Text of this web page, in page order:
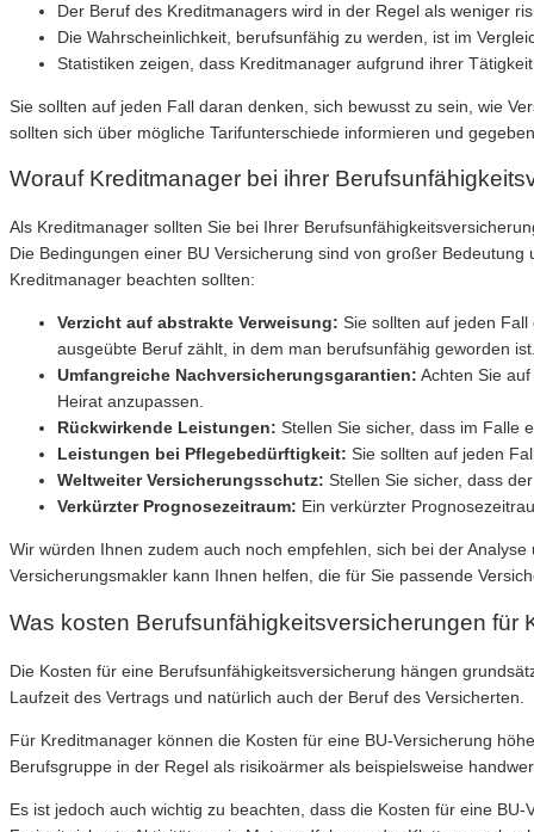
Der Beruf des Kreditmanagers wird in der Regel als weniger
Die Wahrscheinlichkeit, berufsunfähig zu werden, ist im
Statistiken zeigen, dass Kreditmanager aufgrund ihrer
Sie sollten auf jeden Fall daran denken, sich bewusst zu sein, wie
sollten sich über mögliche Tarifunterschiede informieren und
Worauf Kreditmanager bei ihrer
Als Kreditmanager sollten Sie bei Ihrer
Die Bedingungen einer BU Versicherung sind von großer
Kreditmanager beachten sollten:
Verzicht auf abstrakte Verweisung: Sie sollten auf jeden
ausgeübte Beruf zählt, in dem man berufsunfähig geworden
Umfangreiche Nachversicherungsgarantien: Achten Sie
Heirat anzupassen.
Rückwirkende Leistungen: Stellen Sie sicher, dass im Falle
Leistungen bei Pflegebedürftigkeit: Sie sollten auf jeden
Weltweiter Versicherungsschutz: Stellen Sie sicher, dass
Verkürzter Prognosezeitraum: Ein verkürzter
Wir würden Ihnen zudem auch noch empfehlen, sich bei der
Versicherungsmakler kann Ihnen helfen, die für Sie passende
Was kosten Berufsunfähigkeitsversicherungen für
Die Kosten für eine Berufsunfähigkeitsversicherung hängen
Laufzeit des Vertrags und natürlich auch der Beruf des Versicherten.
Für Kreditmanager können die Kosten für eine BU-Versicherung
Berufsgruppe in der Regel als risikoärmer als beispielsweise
Es ist jedoch auch wichtig zu beachten, dass die Kosten für eine